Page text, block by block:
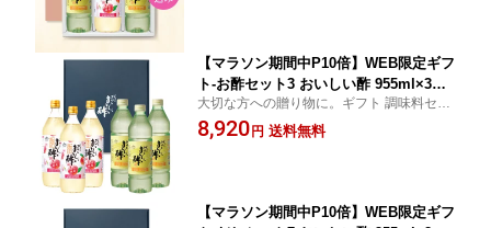
【マラソン期間中P10倍】WEB限定ギフ
ト-お酢セット3 おいしい酢 955ml×3本
おいしい酢山梨白桃 900ml×3本 日本自
然発酵 計6本 ギフトセットギフト 酢 お
大切な方への贈り物に。ギフト 調味料セッ
ト 箱入り のし対応 母の日 父の日 お中元 粗
品 御中元 手土産 お礼 内祝い 法要 お返し
8,920円 送料無料
【マラソン期間中P10倍】WEB限定ギフ